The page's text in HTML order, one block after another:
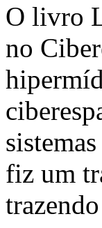
O livro
no
fiz um